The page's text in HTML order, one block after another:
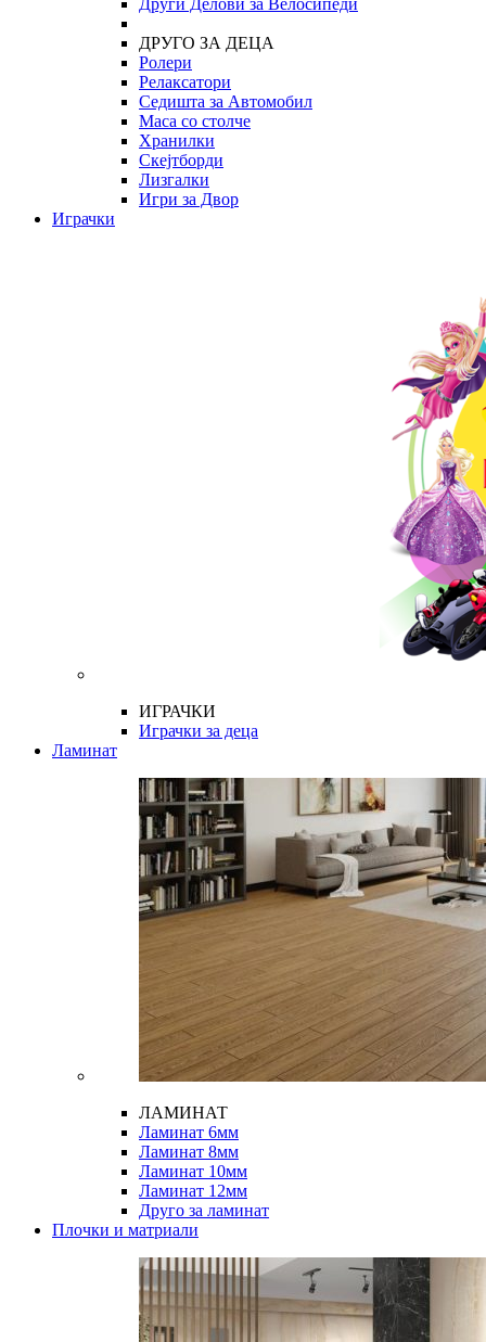
Други Делови за Велосипеди
ДРУГО ЗА ДЕЦА
Ролери
Релаксатори
Седишта за Автомобил
Маса со столче
Хранилки
Скејтборди
Лизгалки
Игри за Двор
Играчки
ИГРАЧКИ
Играчки за деца
Ламинат
ЛАМИНАТ
Ламинат 6мм
Ламинат 8мм
Ламинат 10мм
Ламинат 12мм
Друго за ламинат
Плочки и матриали